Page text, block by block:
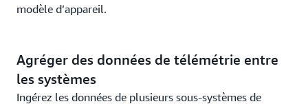
modèle d’appareil.
Agréger des données de télémétrie entre
les systèmes
Ingérez les données de plusieurs sous-systèmes de